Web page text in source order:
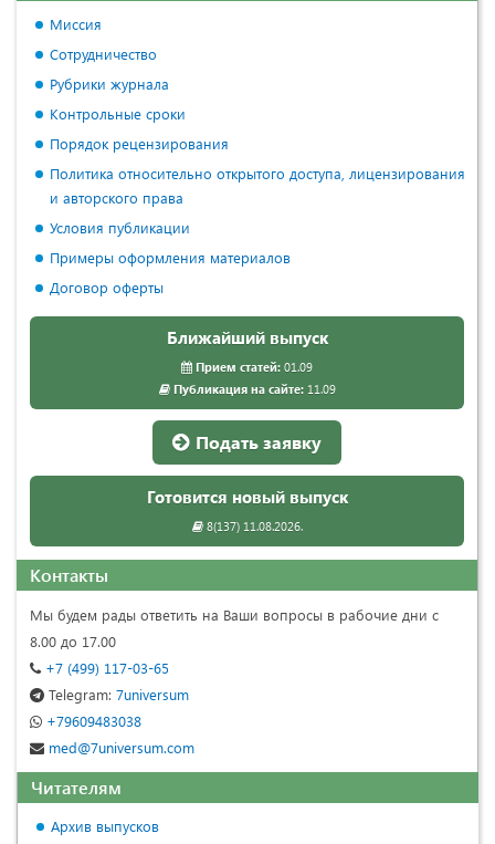
Миссия
Сотрудничество
Рубрики журнала
Контрольные сроки
Порядок рецензирования
Политика относительно открытого доступа, лицензирования
и авторского права
Условия публикации
Примеры оформления материалов
Договор оферты
Ближайший выпуск
Прием статей: 01.09
Публикация на сайте:11.09
Подать заявку
Готовится новый выпуск
8(137) 11.08.2026.
Контакты
Мы будем рады ответить на Ваши вопросы в рабочие дни с
8.00 до 17.00
+7 (499) 117-03-65
Telegram: 7universum
+79609483038
med@7universum.com
Читателям
Архив выпусков